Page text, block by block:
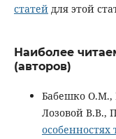
статейдля этой
Наиболее
(авторов)
Бабешко О.М.,
Лозовой В.В.,